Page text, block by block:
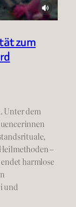
zum
Unter dem
–
harmlose
und